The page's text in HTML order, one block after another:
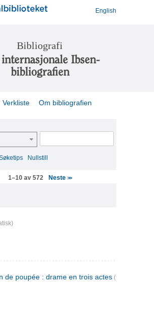
English
Bibliografi
Ibsen-
bibliografien
Verkliste Om bibliografien
Nullstill
1–10 av 572 Neste >>
de poupée : drame en trois actes (fransk)